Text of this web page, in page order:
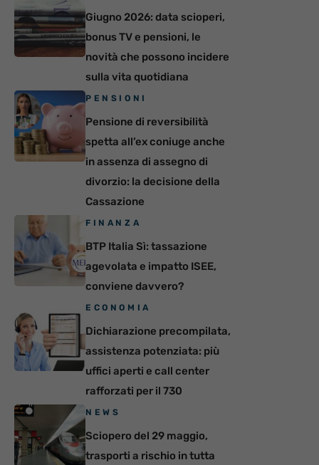
Giugno 2026: data scioperi,
bonus TV e pensioni, le
novità che possono incidere
sulla vita quotidiana
PENSIONI
Pensione di reversibilità
spetta all’ex coniuge anche
in assenza di assegno di
divorzio: la decisione della
Cassazione
FINANZA
BTP Italia Sì: tassazione
agevolata e impatto ISEE,
conviene davvero?
ECONOMIA
Dichiarazione precompilata,
assistenza potenziata: più
uffici aperti e call center
rafforzati per il 730
NEWS
Sciopero del 29 maggio,
trasporti a rischio in tutta